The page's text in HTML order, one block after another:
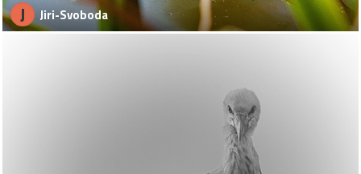
J Jiri-Svoboda